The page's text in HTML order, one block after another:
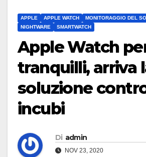
APPLE APPLE WATCH MONITORAGGIO DEL
NIGHTWARE
SMARTWATCH
Apple Watch
tranquilli, arriva
soluzione
incubi
Di admin
NOV 23, 2020